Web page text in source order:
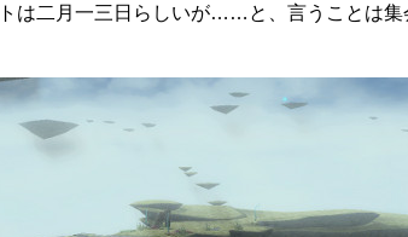
は二月一三日らしいが……と、言うことは